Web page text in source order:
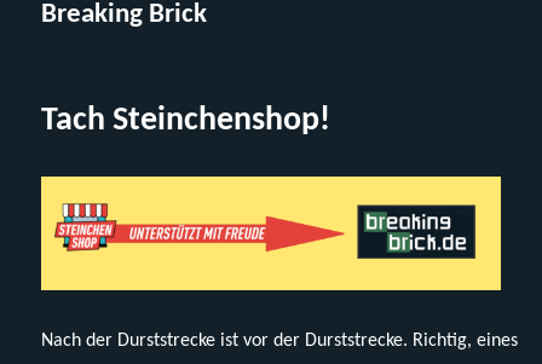
Breaking Brick
Tach Steinchenshop!
Nach der Durststrecke ist vor der Durststrecke. Richtig, eines